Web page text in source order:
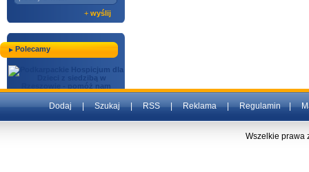
+ wyślij
Polecamy
Dodaj|Szukaj|RSS|Reklama|Regulamin|
Wszelkie prawa